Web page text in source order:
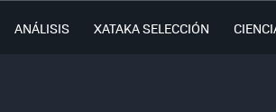
ANÁLISIS XATAKA SELECCIÓN